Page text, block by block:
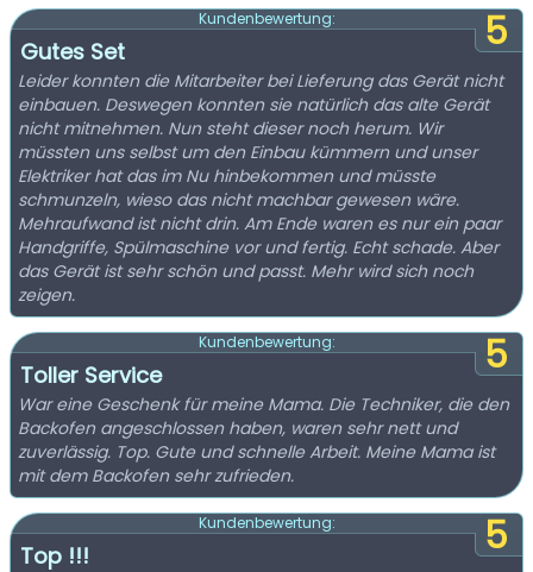
5
Kundenbewertung:
Gutes Set
Leider konnten die Mitarbeiter bei Lieferung das Gerät nicht
einbauen. Deswegen konnten sie natürlich das alte Gerät
nicht mitnehmen. Nun steht dieser noch herum. Wir
müssten uns selbst um den Einbau kümmern und unser
Elektriker hat das im Nu hinbekommen und müsste
schmunzeln, wieso das nicht machbar gewesen wäre.
Mehraufwand ist nicht drin. Am Ende waren es nur ein paar
Handgriffe, Spülmaschine vor und fertig. Echt schade. Aber
das Gerät ist sehr schön und passt. Mehr wird sich noch
zeigen.
5
Kundenbewertung:
Toller Service
War eine Geschenk für meine Mama. Die Techniker, die den
Backofen angeschlossen haben, waren sehr nett und
zuverlässig. Top. Gute und schnelle Arbeit. Meine Mama ist
mit dem Backofen sehr zufrieden.
5
Kundenbewertung:
Top !!!